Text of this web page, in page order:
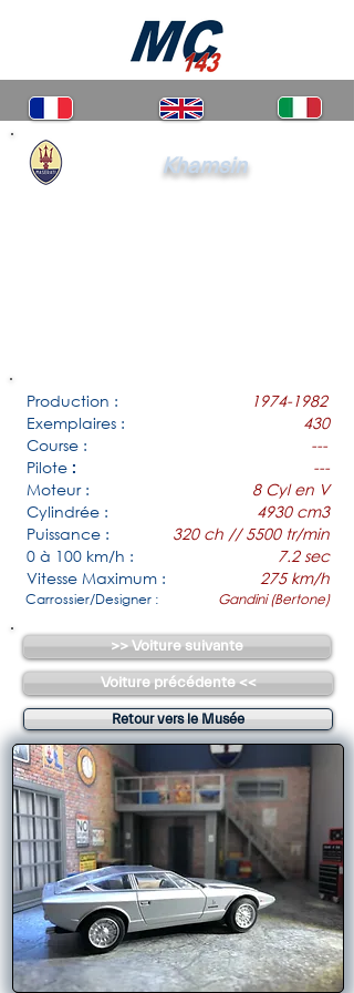
Khamsin
Production :
1974-1982
Exemplaires :
430
Course :
---
Pilote :
---
Moteur :
8 Cyl en V
Cylindrée :
4930 cm3
Puissance :
320 ch // 5500 tr/min
0 à 100 km/h :
7.2 sec
Vitesse Maximum :
275 km/h
Carrossier/Designer : Gandini (Bertone)
>> Voiture suivante
Voiture précédente <<
Retour vers le Musée